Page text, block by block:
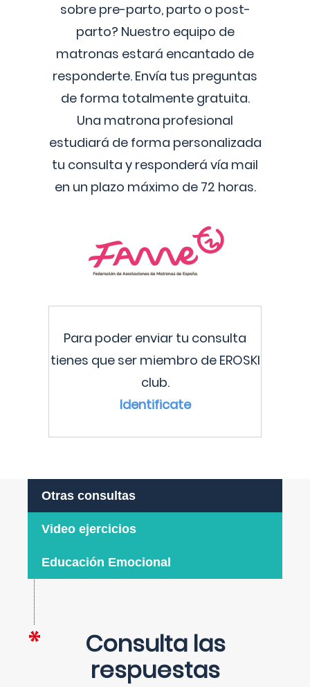
sobre pre-parto, parto o post-
parto? Nuestro equipo de
matronas estará encantado de
responderte. Envía tus preguntas
de forma totalmente gratuita.
Una matrona profesional
estudiará de forma personalizada
tu consulta y responderá vía mail
en un plazo máximo de 72 horas.
Para poder enviar tu consulta
tienes que ser miembro de EROSKI
club.
Identificate
Otras consultas
Video ejercicios
Educación Emocional
Consulta las
respuestas